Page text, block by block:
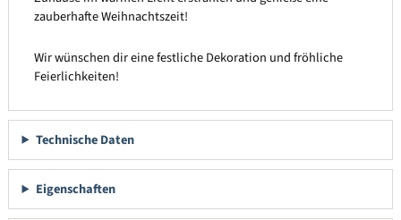
zauberhafte Weihnachtszeit!
Wir wünschen dir eine festliche Dekoration und fröhliche
Feierlichkeiten!
Technische Daten
Eigenschaften